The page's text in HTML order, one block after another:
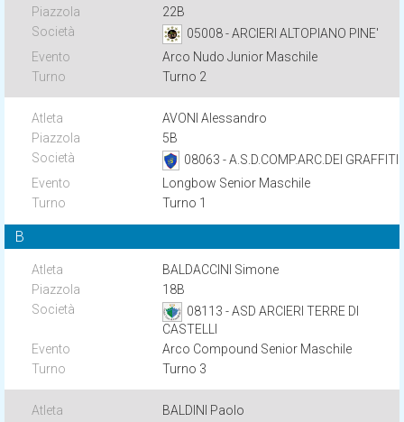
22B
05008 - ARCIERI ALTOPIANO PINE'
Arco Nudo Junior Maschile
Turno 2
AVONI Alessandro
5B
08063 - A.S.D.COMP.ARC.DEI GRAFFITI
Longbow Senior Maschile
Turno 1
B
BALDACCINI Simone
18B
08113 - ASD ARCIERI TERRE DI
CASTELLI
Arco Compound Senior Maschile
Turno 3
BALDINI Paolo